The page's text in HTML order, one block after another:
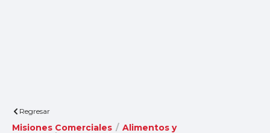
Regresar
Misiones Comerciales / Alimentos y